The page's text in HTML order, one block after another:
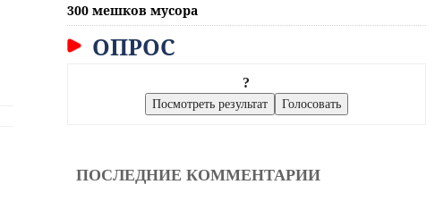
300 мешков мусора
ОПРОС
?
ПОСЛЕДНИЕ КОММЕНТАРИИ